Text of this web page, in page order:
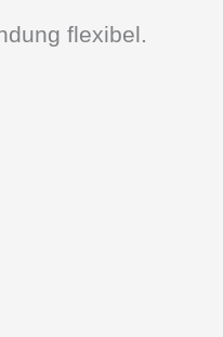
flexibel.